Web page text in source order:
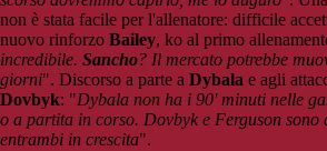
non è stata facile per l'allenatore: difficile
nuovo rinforzo Bailey, ko al primo
incredibile. Sancho? Il mercato potrebbe
giorni". Discorso a parte a Dybala e agli
Dovbyk: "Dybala non ha i 90' minuti nelle
o a partita in corso. Dovbyk e Ferguson
entrambi in crescita".